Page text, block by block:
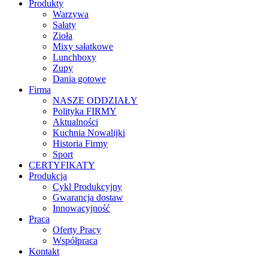
Produkty
Warzywa
Sałaty
Zioła
Mixy sałatkowe
Lunchboxy
Zupy
Dania gotowe
Firma
NASZE ODDZIAŁY
Polityka FIRMY
Aktualności
Kuchnia Nowalijki
Historia Firmy
Sport
CERTYFIKATY
Produkcja
Cykl Produkcyjny
Gwarancja dostaw
Innowacyjność
Praca
Oferty Pracy
Współpraca
Kontakt